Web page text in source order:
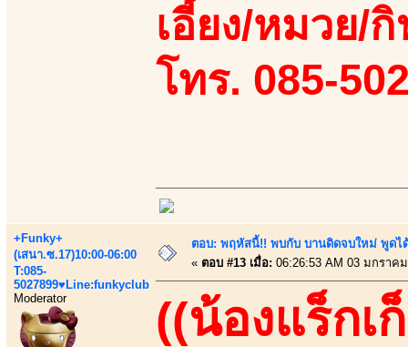
เอี้ยง/หมวย/
โทร. 085-
+Funky+
(เสนา.ซ.17)10:00-06:00
T:085-
5027899♥Line:funkyclub
Moderator
ตอบ: พฤหัสนี้!! พบกับ บานดิดจบใหม่ พูด
« ตอบ #13 เมื่อ: 06:26:53 AM 03 มกราค
((น้องแร็กเ